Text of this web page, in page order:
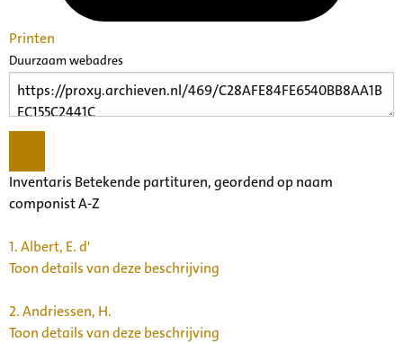
Printen
Duurzaam webadres
Inventaris Betekende partituren, geordend op naam
componist A-Z
1.Albert, E. d'
Toon details van deze beschrijving
2.Andriessen, H.
Toon details van deze beschrijving